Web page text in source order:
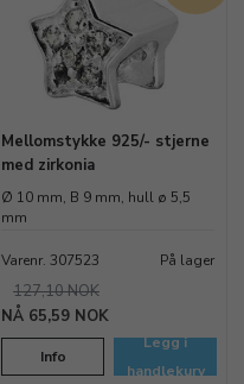
Mellomstykke 925/- stjerne
med zirkonia
Ø 10 mm, B 9 mm, hull ø 5,5
mm
Varenr. 307523 På lager
65,59 NOK
127,10 NOK
Info
Legg i
handlekurv